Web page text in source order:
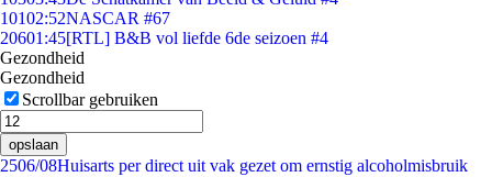
10102:52NASCAR #67
20601:45[RTL] B&B vol liefde 6de seizoen #4
Gezondheid
Gezondheid
Scrollbar gebruiken
opslaan
2506/08Huisarts per direct uit vak gezet om ernstig alcoholmisbruik